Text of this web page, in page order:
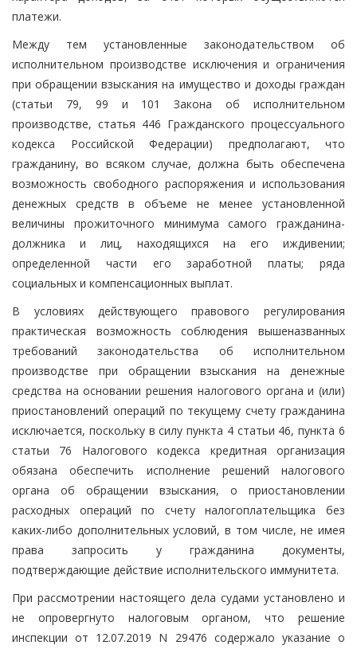
платежи.
Между тем установленные законодательством об
исполнительном производстве исключения и ограничения
при обращении взыскания на имущество и доходы граждан
(статьи 79, 99 и 101 Закона об исполнительном
производстве, статья 446 Гражданского процессуального
кодекса Российской Федерации) предполагают, что
гражданину, во всяком случае, должна быть обеспечена
возможность свободного распоряжения и использования
денежных средств в объеме не менее установленной
величины прожиточного минимума самого гражданина-
должника и лиц, находящихся на его иждивении;
определенной части его заработной платы; ряда
социальных и компенсационных выплат.
В условиях действующего правового регулирования
практическая возможность соблюдения вышеназванных
требований законодательства об исполнительном
производстве при обращении взыскания на денежные
средства на основании решения налогового органа и (или)
приостановлений операций по текущему счету гражданина
исключается, поскольку в силу пункта 4 статьи 46, пункта 6
статьи 76 Налогового кодекса кредитная организация
обязана обеспечить исполнение решений налогового
органа об обращении взыскания, о приостановлении
расходных операций по счету налогоплательщика без
каких-либо дополнительных условий, в том числе, не имея
права запросить у гражданина документы,
подтверждающие действие исполнительского иммунитета.
При рассмотрении настоящего дела судами установлено и
не опровергнуто налоговым органом, что решение
инспекции от 12.07.2019 N 29476 содержало указание о